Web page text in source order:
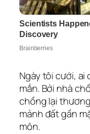
Ngày tôi cưới, ai
mắn. Bởi nhà
chồng lại
mảnh đất gần
môn.